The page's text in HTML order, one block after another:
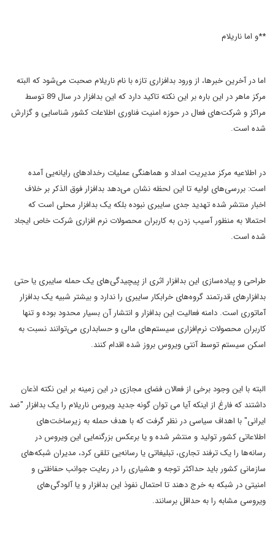
**و اما ناریلام
اما در آخرین خبرها، از ورود بدافزاری تازه با نام ناریلام صحبت می‌شود که البته
مرکز ماهر در این باره بر این نکته تاکید دارد که این بدافزار در سال 89 توسط
مراکز و شرکت‌های فعال در حوزه امنیت فناوری اطلاعات کشور شناسایی و گزارش
شده است.
در اطلاعیه مرکز مدیریت امداد و هماهنگی عملیات رخدادهای رایانه‌یی آمده
است: بررسی‌های اولیه تا این لحظه نشان می‌دهد بدافزار فوق الذکر بر خلاف
اخبار منتشر شده تهدید جدی سایبری نبوده بلکه یک بدافزار محلی است که
احتمالا به منظور آسیب زدن به کاربران محصولات نرم افزاری شرکت خاص ایجاد
شده است.
طراحی و پیاده‌سازی این بدافزار اثری از پیچیدگی‌های یک حمله سایبری یا حتی
بدافزارهای قدرتمند گروه‌های خرابکار سایبری را ندارد و بیشتر شبیه یک بدافزار
آماتوری است. دامنه فعالیت این بدافزار و انتشار آن بسیار محدود بوده و تنها
کاربران محصولات نرم‌افزاری سیستم‌های مالی و حسابداری می‌توانند نسبت به
اسکن سیستم توسط آنتی ویروس بروز شده اقدام کنند.
البته با این وجود برخی از فعالان فضای مجازی در این زمینه بر این نکته اذعان
داشتند که فارغ از اینکه آیا می توان گونه جدید ویروس ناریلام را یک بدافزار "ضد
ایرانی" با اهداف سیاسی در نظر گرفت که با هدف حمله به زیرساخت‌های
اطلاعاتی کشور تولید و منتشر شده و یا برعکس بزرگنمایی این ویروس در
رسانه‌ها را یک ترفند تجاری، تبلیغاتی یا رسانه‌یی تلقی کرد، مدیران شبکه‌های
سازمانی کشور باید حداکثر توجه و هشیاری را در رعایت جوانب حفاظتی و
امنیتی در شبکه به خرج دهند تا احتمال نفوذ این بدافزار و یا آلودگی‌های
ویروسی مشابه را به حداقل برسانند.